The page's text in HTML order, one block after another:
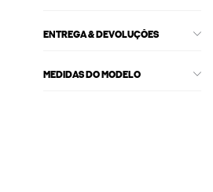
ENTREGA & DEVOLUÇÕES
MEDIDAS DO MODELO